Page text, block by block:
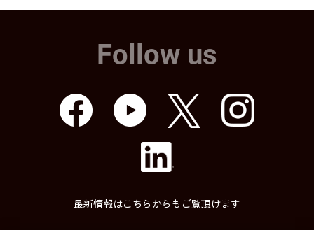
Follow us
最新情報はこちらからもご覧頂けます